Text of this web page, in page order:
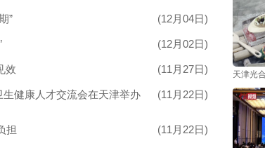
” (12月04日)
(12月02日)
效 (11月27日)
健康人才交流会在天津举办 (11月22日)
担 (11月22日)
天津光